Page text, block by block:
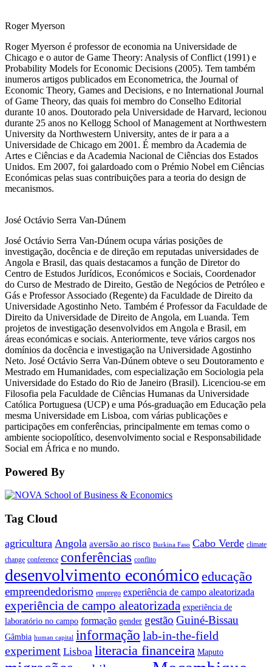
Roger Myerson
Roger Myerson é professor de economia na Universidade de
Chicago e o autor de Game Theory: Analysis of Conflict (1991) e
Probability Models for Economic Decisions (2005). Tem também
inumeros artigos publicados em Econometrica, the Journal of
Economic Theory, Games and Decisions, e no International Journal
of Game Theory, das quais foi membro do Conselho Editorial
durante 10 anos. Doutorado pela Universidade de Harvard, lecionou
durante 25 anos no Kellogg School of Management at Northwestern
University da Northwestern University, antes de ir para a a
Universidade de Chicago em 2001. É membro da Academia de
Artes e Ciências e da Academia Nacional de Ciências dos Estados
Unidos. Em 2007, foi galardoado com o Prémio Nobel em Ciências
Económicas pelas suas contribuições para a teoria do design de
mecanismos.
José Octávio Serra Van-Dúnem
José Octávio Serra Van-Dúnem ocupa várias posições de
investigação, docência e de direção em reputadas universidades de
Angola e Brasil, das quais destacamos a função de Diretor do
Centro de Estudos Jurídicos, Económicos e Sociais, Coordenador
do Curso de Mestrado de Direito, Gestão de Negócios de Petróleo e
Gás e Professor Associado (Regente) da Faculdade de Direito da
Universidade Agostinho Neto. Também é Professor da Faculdade de
Direito da Universidade de Direito de Angola, em Luanda. Tem
projetos de investigação desenvolvidos em Angola e Brasil, em
áreas económicas e sociais. Anteriormente, teve vários cargos nos
domínios da docência e investigação na Universidade Agostinho
Neto. José Octávio Serra Van-Dúnem obteve o seu Doutoramento e
Mestrado em Humanidades, com especialização em Sociologia pela
Universidade do Estado do Rio de Janeiro (Brasil). Licenciou-se em
Filosofia pela Faculdade de Ciências Humanas da Universidade
Católica Portuguesa (UCP) e uma Pós-graduação em Educação pela
mesma Universidade em Lisboa, com várias publicações e
participações em conferências, principalmente em temas como o
ambiente sociopolítico, desenvolvimento social e Responsabilidade
Social em África e no mundo.
Powered By
Tag Cloud
agricultura Angola aversão ao risco Burkina Faso Cabo Verde climate
change conference conferências conflito
desenvolvimento económico educação
empreendedorismo emprego experiência de campo aleatorizada
experiência de campo aleatorizada experiência de
laboratório no campo formação gender gestão Guiné-Bissau
Gâmbia human capital informação lab-in-the-field
experiment Lisboa literacia financeira Maputo